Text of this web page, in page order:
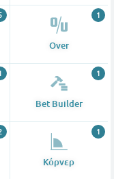
Over
1
Bet Builder
1
Κόρνερ
1